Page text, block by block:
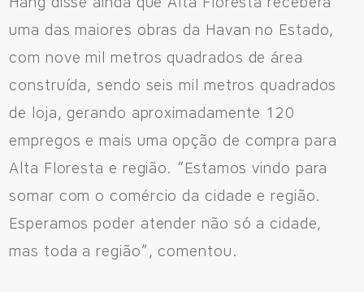
uma das maiores obras da Havan no Estado,
com nove mil metros quadrados de área
construída, sendo seis mil metros quadrados
de loja, gerando aproximadamente 120
empregos e mais uma opção de compra para
Alta Floresta e região. “Estamos vindo para
somar com o comércio da cidade e região.
Esperamos poder atender não só a cidade,
mas toda a região”, comentou.